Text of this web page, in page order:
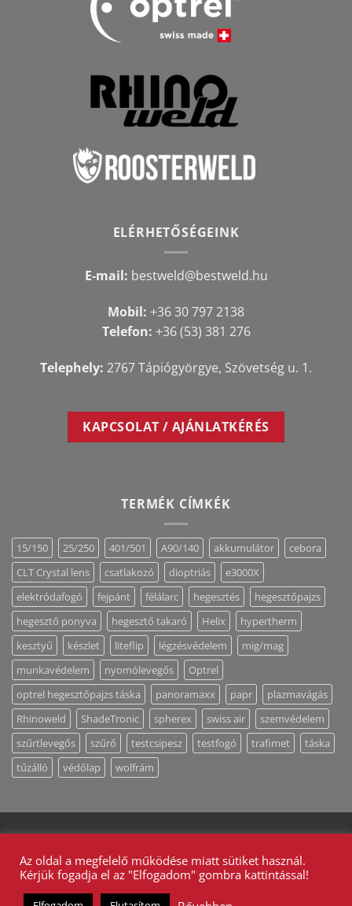
ELÉRHETŐSÉGEINK
E-mail: bestweld@bestweld.hu
Mobil: +36 30 797 2138
Telefon: +36 (53) 381 276
Telephely: 2767 Tápiógyörgye, Szövetség u. 1.
KAPCSOLAT / AJÁNLATKÉRÉS
TERMÉK CÍMKÉK
15/150 25/250 401/501 A90/140 akkumulátor
cebora
CLT Crystal lens
csatlakozó dioptriás
e3000X
elektródafogó
fejpánt félálarc hegesztés
hegesztőpajzs
hegesztő ponyva
hegesztő takaró Helix
hypertherm
kesztyű
készlet liteflip légzésvédelem
mig/mag
munkavédelem
nyomólevegős
Optrel
optrel hegesztőpajzs táska
panoramaxx papr
plazmavágás
Rhinoweld
ShadeTronic spherex swiss air
szemvédelem
szűrtlevegős
szűrő testcsipesz testfogó trafimet
táska
tűzálló
védőlap wolfrám
KAPCSOLAT / AJÁNLATKÉRÉS
2026 ©Bestweld Hegesztéstechnikai Bt. - Minden jog
Az oldal a megfelelő működése miatt sütiket használ.
Kérjük fogadja el az "Elfogadom" gombra kattintással!